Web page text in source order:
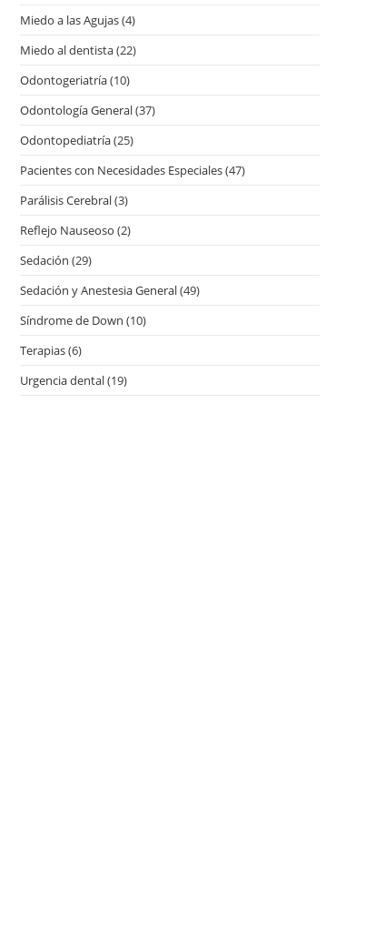
Miedo a las Agujas(4)
Miedo al dentista(22)
Odontogeriatría(10)
Odontología General(37)
Odontopediatría(25)
Pacientes con Necesidades Especiales(47)
Parálisis Cerebral(3)
Reflejo Nauseoso (2)
Sedación (29)
Sedación y Anestesia General(49)
Síndrome de Down (10)
Terapias(6)
Urgencia dental(19)